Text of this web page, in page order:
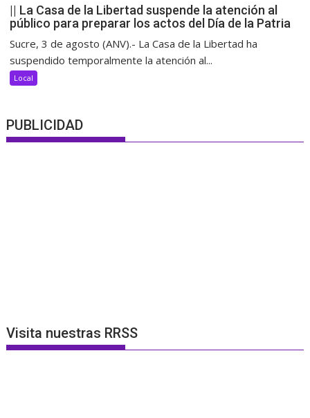
|| La Casa de la Libertad suspende la atención al
público para preparar los actos del Día de la Patria
Sucre, 3 de agosto (ANV).- La Casa de la Libertad ha
suspendido temporalmente la atención al...
Local
PUBLICIDAD
Visita nuestras RRSS